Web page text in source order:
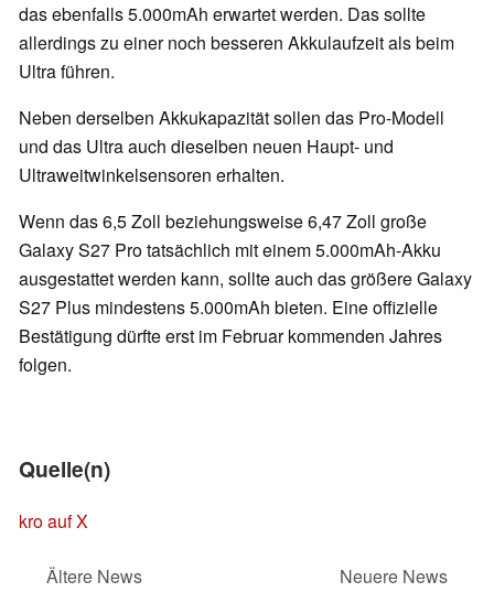
das ebenfalls 5.000mAh erwartet werden. Das sollte
allerdings zu einer noch besseren Akkulaufzeit als beim
Ultra führen.
Neben derselben Akkukapazität sollen das Pro-Modell
und das Ultra auch dieselben neuen Haupt- und
Ultraweitwinkelsensoren erhalten.
Wenn das 6,5 Zoll beziehungsweise 6,47 Zoll große
Galaxy S27 Pro tatsächlich mit einem 5.000mAh-Akku
ausgestattet werden kann, sollte auch das größere Galaxy
S27 Plus mindestens 5.000mAh bieten. Eine offizielle
Bestätigung dürfte erst im Februar kommenden Jahres
folgen.
Quelle(n)
kro auf X
Ältere News Neuere News